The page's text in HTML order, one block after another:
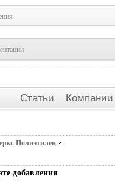
Статьи Компании
Полиэтилен
добавления